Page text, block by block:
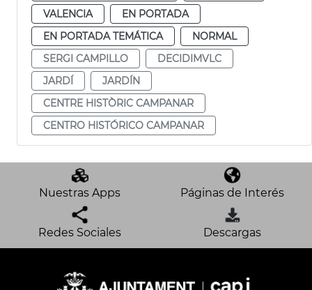
VALENCIA
EN PORTADA
EN PORTADA TEMÁTICA
NORMAL
SERGI CAMPILLO
DECIDIMVLC
JARDÍ
JARDÍN
CENTRE HISTÒRIC CAMPANAR
CENTRO HISTÓRICO CAMPANAR
Nuestras Apps Páginas de Interés
Redes Sociales Descargas